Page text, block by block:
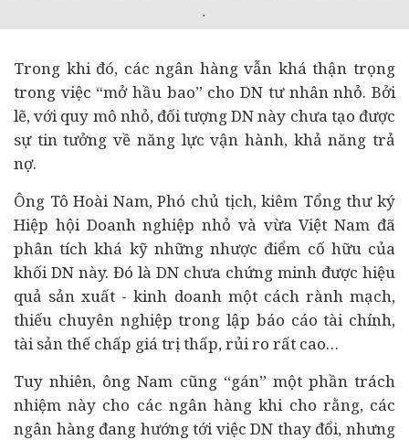
.
Trong khi đó, các ngân hàng vẫn khá thận trọng
trong việc “mở hầu bao” cho DN tư nhân nhỏ. Bởi
lẽ, với quy mô nhỏ, đối tượng DN này chưa tạo được
sự tin tưởng về năng lực vận hành, khả năng trả
nợ.
Ông Tô Hoài Nam, Phó chủ tịch, kiêm Tổng thư ký
Hiệp hội Doanh nghiệp nhỏ và vừa Việt Nam đã
phân tích khá kỹ những nhược điểm cố hữu của
khối DN này. Đó là DN chưa chứng minh được hiệu
quả sản xuất - kinh doanh một cách rành mạch,
thiếu chuyên nghiệp trong lập báo cáotài chính,
tài sản thế chấp giá trị thấp, rủi ro rất cao…
Tuy nhiên, ông Nam cũng “gán” một phần trách
nhiệm này cho các ngân hàng khi cho rằng, các
ngân hàng đang hướng tới việc DN thay đổi, nhưng